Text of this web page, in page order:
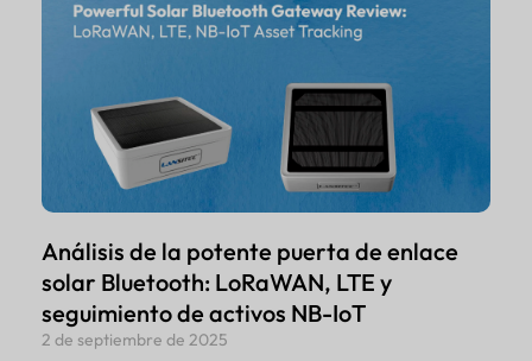
Análisis de la potente puerta de enlace
solar Bluetooth: LoRaWAN, LTE y
seguimiento de activos NB-IoT
2 de septiembre de 2025